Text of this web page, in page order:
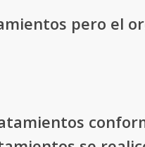
pero el